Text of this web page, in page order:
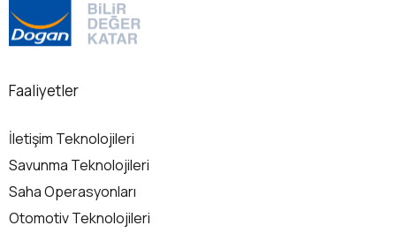
Detaylı Bilgi
Faaliyetler
İletişim Teknolojileri
Savunma Teknolojileri
Saha Operasyonları
Otomotiv Teknolojileri